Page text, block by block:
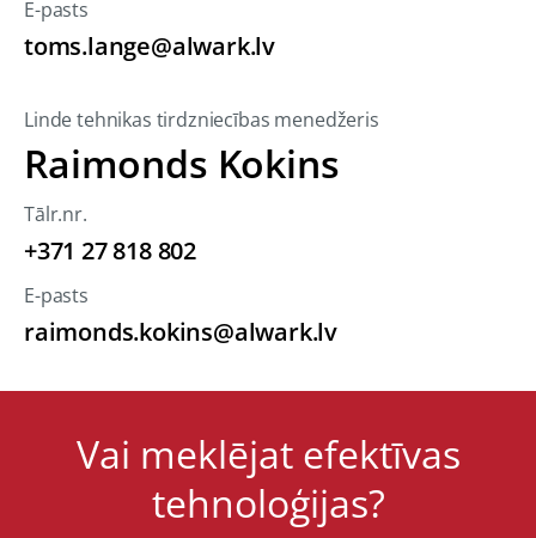
E-pasts
toms.lange@alwark.lv
Linde tehnikas tirdzniecības menedžeris
Raimonds Kokins
Tālr.nr.
+371 27 818 802
E-pasts
raimonds.kokins@alwark.lv
Vai meklējat efektīvas
tehnoloģijas?